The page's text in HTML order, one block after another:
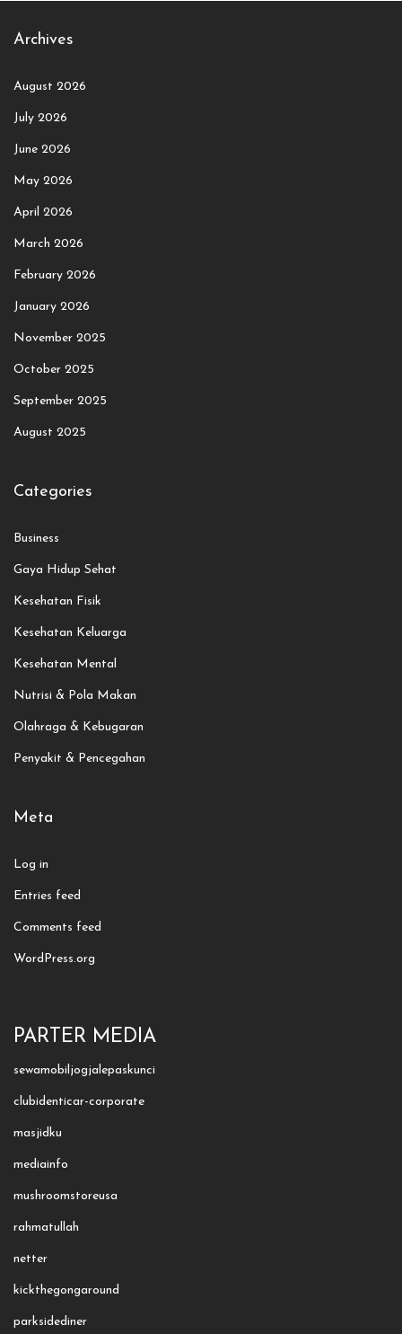
Archives
August 2026
July 2026
June 2026
May 2026
April 2026
March 2026
February 2026
January 2026
November 2025
October 2025
September 2025
August 2025
Categories
Business
Gaya Hidup Sehat
Kesehatan Fisik
Kesehatan Keluarga
Kesehatan Mental
Nutrisi & Pola Makan
Olahraga & Kebugaran
Penyakit & Pencegahan
Meta
Log in
Entries feed
Comments feed
WordPress.org
PARTER MEDIA
sewamobiljogjalepaskunci
clubidenticar-corporate
masjidku
mediainfo
mushroomstoreusa
rahmatullah
netter
kickthegongaround
parksidediner